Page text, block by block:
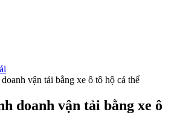
vận tải bằng xe ô tô hộ cá thể
doanh vận tải bằng xe ô